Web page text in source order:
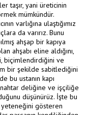
taşır, yani üreticinin
mümkündür.
varlığına ulaştığımız
da varırız. Bunu
ahşap bir kapıya
ahşabı eline aldığını,
biçimlendirdiğini ve
bir şekilde sabitlediğini
bu ustanın kapı
deliğine ve işçiliğe
düşünürüz. İşte bu
gösteren